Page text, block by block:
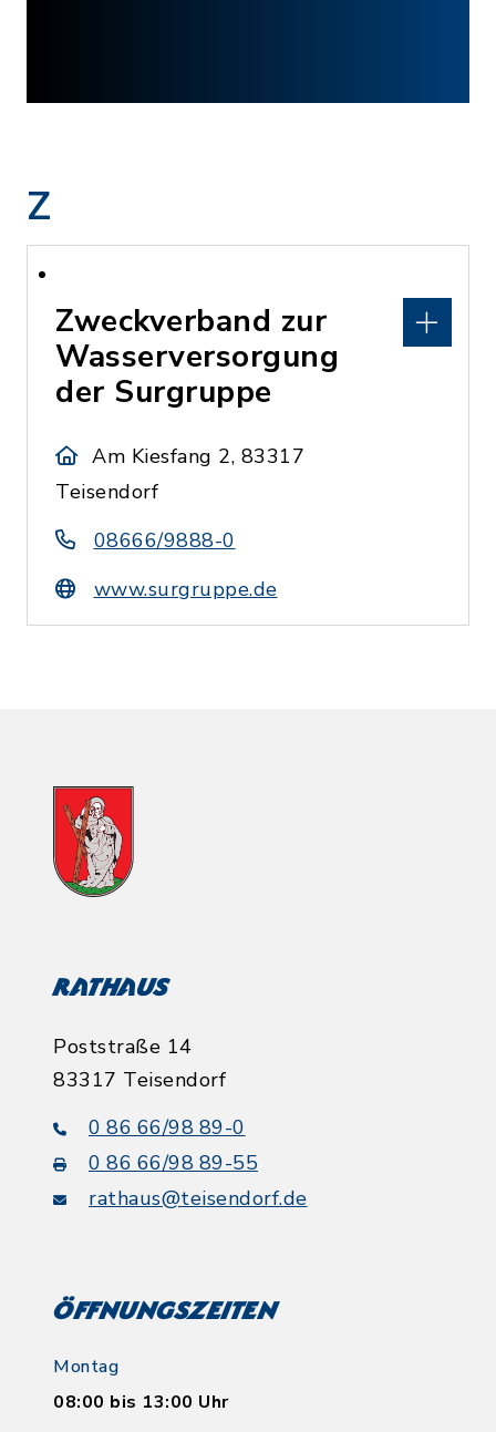
Z
Zweckverband zur
Wasserversorgung
der Surgruppe
Am Kiesfang 2, 83317
Teisendorf
08666/9888-0
www.surgruppe.de
Rathaus
Poststraße 14
83317 Teisendorf
0 86 66/98 89-0
0 86 66/98 89-55
rathaus@teisendorf.de
Öffnungszeiten
Montag
08:00 bis 13:00 Uhr